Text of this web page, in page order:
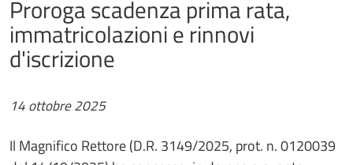
Proroga scadenza prima rata,
immatricolazioni e rinnovi
d'iscrizione
14 ottobre 2025
Il Magnifico Rettore (D.R. 3149/2025, prot. n. 0120039